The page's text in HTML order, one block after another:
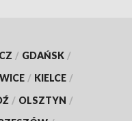
/ GDAŃSK /
/ KIELCE /
/ OLSZTYN /